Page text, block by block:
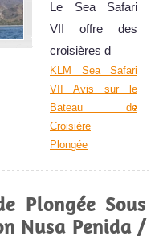
Le Sea Safari
VII offre des
croisières d
KLM Sea Safari
VII Avis sur le
Bateau de
Croisière
Plongée
Plongée Sous
Nusa Penida /